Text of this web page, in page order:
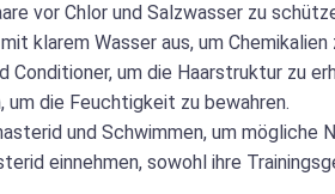
vor Chlor und Salzwasser zu
klarem Wasser aus, um
um die Haarstruktur zu
um die Feuchtigkeit zu bewahren.
und Schwimmen, um mögliche
einnehmen, sowohl ihre